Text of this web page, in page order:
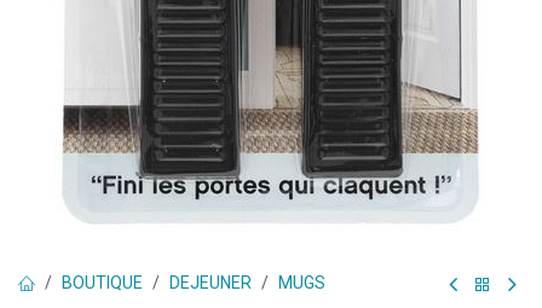
BOUTIQUE DEJEUNER MUGS